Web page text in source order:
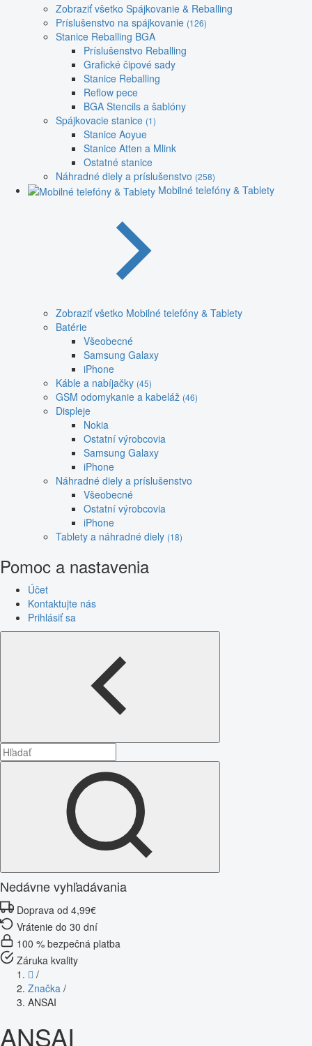
Zobraziť všetko Spájkovanie & Reballing
Príslušenstvo na spájkovanie (126)
Stanice Reballing BGA
Príslušenstvo Reballing
Grafické čipové sady
Stanice Reballing
Reflow pece
BGA Stencils a šablóny
Spájkovacie stanice (1)
Stanice Aoyue
Stanice Atten a Mlink
Ostatné stanice
Náhradné diely a príslušenstvo (258)
Mobilné telefóny & Tablety
Zobraziť všetko Mobilné telefóny & Tablety
Batérie
Všeobecné
Samsung Galaxy
iPhone
Káble a nabíjačky (45)
GSM odomykanie a kabeláž (46)
Displeje
Nokia
Ostatní výrobcovia
Samsung Galaxy
iPhone
Náhradné diely a príslušenstvo
Všeobecné
Ostatní výrobcovia
iPhone
Tablety a náhradné diely (18)
Pomoc a nastavenia
Účet
Kontaktujte nás
Prihlásiť sa
Nedávne vyhľadávania
Doprava od 4,99€
Vrátenie do 30 dní
100 % bezpečná platba
Záruka kvality
/
Značka /
ANSAI
ANSAI